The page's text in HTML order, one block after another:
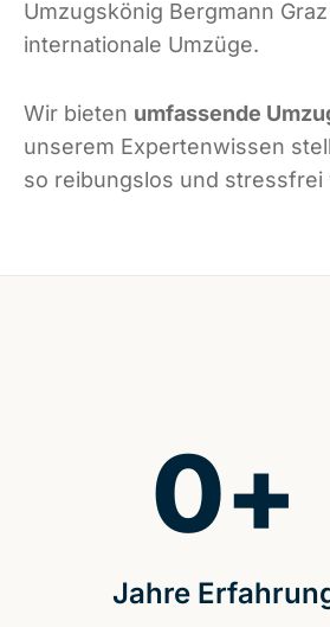
Umzugskönig Bergmann
internationale Umzüge.
Wir bieten umfassende
unserem Expertenwissen
so reibungslos und stressfrei
Jahre
0+